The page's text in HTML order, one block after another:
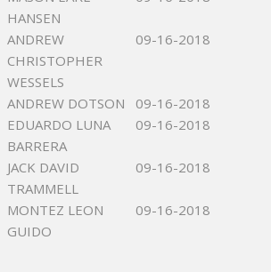
HANSEN
ANDREW
CHRISTOPHER
WESSELS
09-16-2018
ANDREW DOTSON
09-16-2018
EDUARDO LUNA
BARRERA
09-16-2018
JACK DAVID
TRAMMELL
09-16-2018
MONTEZ LEON
GUIDO
09-16-2018